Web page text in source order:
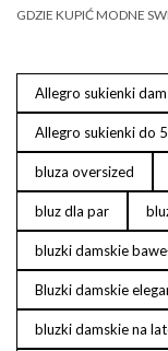
GDZIE KUPIĆ MODNE
Allegro sukienki
Allegro sukienki do
bluza oversized
bluz dla par
bluzki damskie
Bluzki damskie
bluzki damskie na